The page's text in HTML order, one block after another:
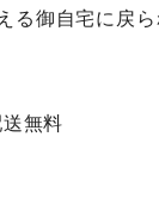
る御自宅に戻ら
無料